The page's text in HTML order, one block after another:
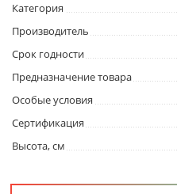
Категория
Производитель
Срок годности
Предназначение товара
Особые условия
Сертификация
Высота, см